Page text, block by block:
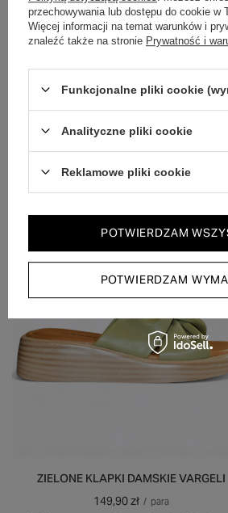
Dbamy o doświadczenie klientów i
Zobacz
50% NA DRUGĄ PARĘ OKAZJA
ZIELONE KLAPKI DAMSKIE VARGELI
149,90 zł / para
przechowywania lub dostępu do cookie w
Więcej informacji na temat warunków i
znaleźć także na stronie Prywatność i
Funkcjonalne pliki cookie
Analityczne pliki cookie
Reklamowe pliki cookie
POTWIERDZAM
POTWIERDZAM